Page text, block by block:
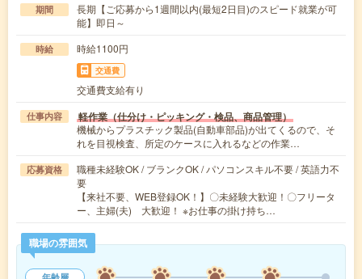
期間
長期【ご応募から1週間以内(最短2日目)のスピード就業が可
能】即日～
時給 時給1100円
交通費
交通費支給有り
仕事内容 軽作業（仕分け・ピッキング・検品、商品管理）
機械からプラスチック製品(自動車部品)が出てくるので、そ
れを目視検査、所定のケースに入れるなどの作業…
応募資格
職種未経験OK / ブランクOK / パソコンスキル不要 / 英語力不
要
【来社不要、WEB登録OK！】〇未経験大歓迎！〇フリータ
ー、主婦(夫) 大歓迎！ ※お仕事の掛け持ち…
職場の雰囲気